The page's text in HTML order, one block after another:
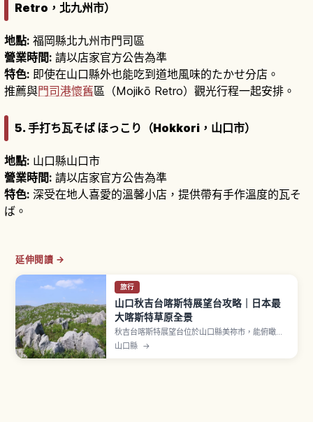
Retro，北九州市）
地點: 福岡縣北九州市門司區
營業時間: 請以店家官方公告為準
特色: 即使在山口縣外也能吃到道地風味的たかせ分店。
推薦與門司港懷舊區（Mojikō Retro）觀光行程一起安排。
5. 手打ち瓦そば ほっこり（Hokkori，山口市）
地點: 山口縣山口市
營業時間: 請以店家官方公告為準
特色: 深受在地人喜愛的溫馨小店，提供帶有手作溫度的瓦そ
ば。
延伸閱讀 →
旅行
山口秋吉台喀斯特展望台攻略｜日本最
大喀斯特草原全景
秋吉台喀斯特展望台位於山口縣美祢市，能俯瞰日
本最大的喀斯特台地。草原上散布石灰岩，可觀察
山口縣 →